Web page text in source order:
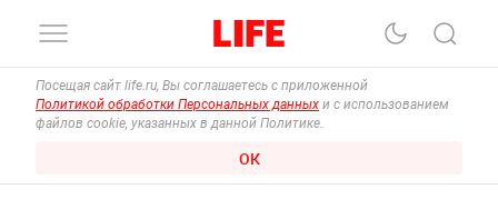
Посещая сайт life.ru, Вы соглашаетесь с приложенной
Политикой обработки Персональных данных и с использованием
файлов cookie, указанных в данной Политике.
ОК